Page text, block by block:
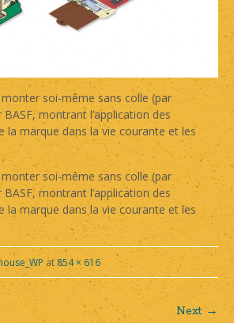
soi-même sans colle (par
montrant l’application des
la marque dans la vie courante et les
soi-même sans colle (par
montrant l’application des
la marque dans la vie courante et les
at 854 × 616
Next →